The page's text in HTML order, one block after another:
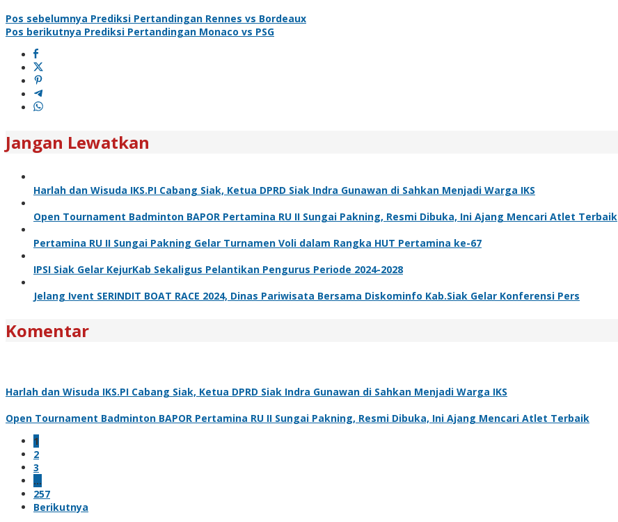
Pos sebelumnya Prediksi Pertandingan Rennes vs Bordeaux
Pos berikutnya Prediksi Pertandingan Monaco vs PSG
Jangan Lewatkan
Harlah dan Wisuda IKS.PI Cabang Siak, Ketua DPRD Siak Indra Gunawan di Sahkan Menjadi Warga IKS
Open Tournament Badminton BAPOR Pertamina RU II Sungai Pakning, Resmi Dibuka, Ini Ajang Mencari Atlet Terbaik
Pertamina RU II Sungai Pakning Gelar Turnamen Voli dalam Rangka HUT Pertamina ke-67
IPSI Siak Gelar KejurKab Sekaligus Pelantikan Pengurus Periode 2024-2028
Jelang Ivent SERINDIT BOAT RACE 2024, Dinas Pariwisata Bersama Diskominfo Kab.Siak Gelar Konferensi Pers
Komentar
Harlah dan Wisuda IKS.PI Cabang Siak, Ketua DPRD Siak Indra Gunawan di Sahkan Menjadi Warga IKS
Open Tournament Badminton BAPOR Pertamina RU II Sungai Pakning, Resmi Dibuka, Ini Ajang Mencari Atlet Terbaik
1
2
3
…
257
Berikutnya